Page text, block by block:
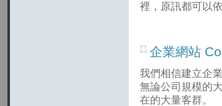
裡，原訊都可以
企業網站
我們相信建立企
無論公司規模的
在的大量客群。